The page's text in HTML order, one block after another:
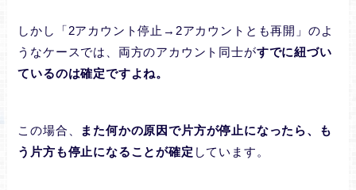
しかし「2アカウント停止→2アカウントとも再開」のよ
うなケースでは、両方のアカウント同士がすでに紐づい
ているのは確定ですよね。
この場合、
また何かの原因で片方が停止になったら、も
う片方も停止になることが確定 しています。